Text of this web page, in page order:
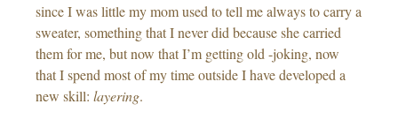
since I was little my mom used to tell me always to carry a
sweater, something that I never did because she carried
them for me, but now that I’m getting old -joking, now
that I spend most of my time outside I have developed a
new skill: layering.